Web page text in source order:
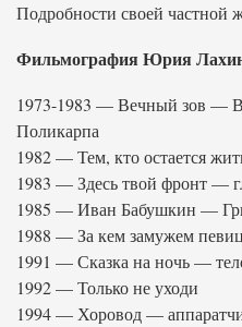
Подробности своей частной
Фильмография Юрия
1973-1983 — Вечный зов —
Поликарпа
1982 — Тем, кто остается
1983 — Здесь твой фронт —
1985 — Иван Бабушкин —
1988 — За кем замужем
1991 — Сказка на ночь —
1992 — Только не уходи
1994 — Хоровод —